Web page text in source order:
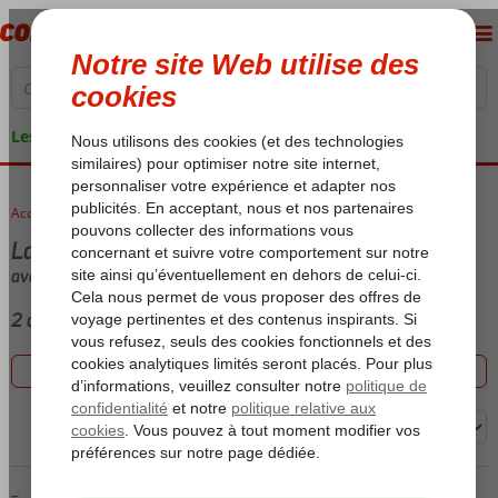
Les garanties de vacances
Accueil voyages
Last minute Bingo Riviera Turque
avec (Ultra) All Inclusive
2 offres
Filtrez les 2 offres
Trier par: